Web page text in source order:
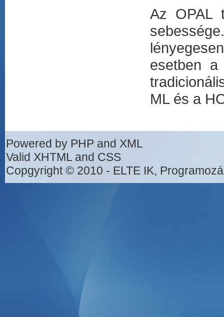
Az OPAL
esetben
ML és a
Powered by PHP and XML
Valid XHTML and CSS
Copgyright © 2010 - ELTE IK,